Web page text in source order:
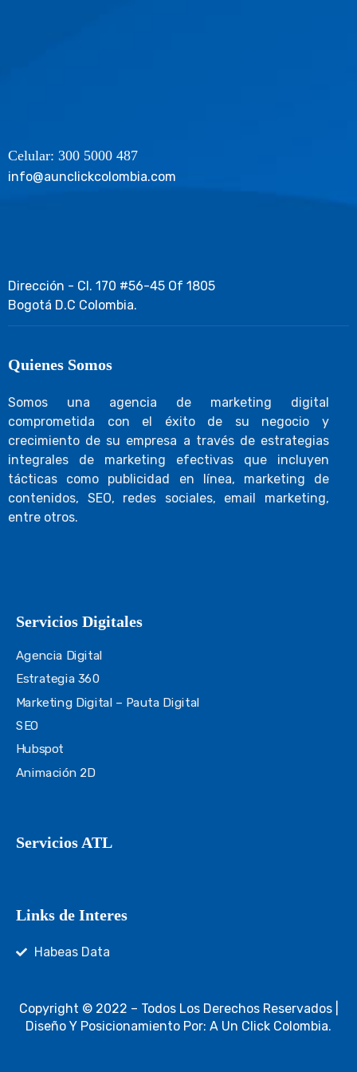
Celular: 300 5000 487
info@aunclickcolombia.com
Dirección - Cl. 170 #56-45 Of 1805
Bogotá D.C Colombia.
Quienes Somos
Somos una agencia de marketing digital
comprometida con el éxito de su negocio y
crecimiento de su empresa a través de estrategias
integrales de marketing efectivas que incluyen
tácticas como publicidad en línea, marketing de
contenidos, SEO, redes sociales, email marketing,
entre otros.
Servicios Digitales
Agencia Digital
Estrategia 360
Marketing Digital – Pauta Digital
SEO
Hubspot
Animación 2D
Servicios ATL
Links de Interes
Habeas Data
Copyright © 2022 – Todos Los Derechos Reservados |
Diseño Y Posicionamiento Por: A Un Click Colombia.